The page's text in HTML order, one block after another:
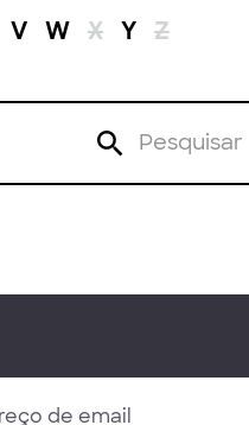
V W X Y Z